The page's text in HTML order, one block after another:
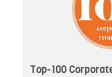
Top-100